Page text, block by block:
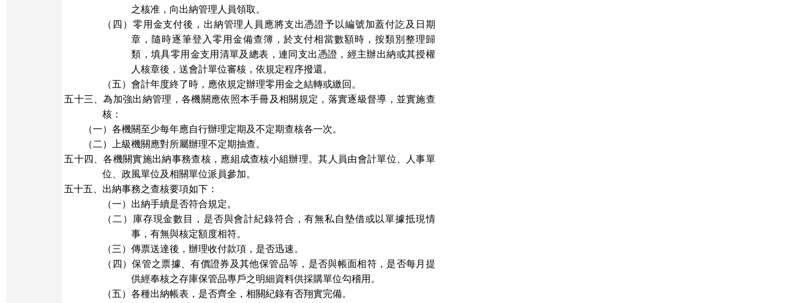
之核准，向出納管理人員領取。
（四）零用金支付後，出納管理人員應將支出憑證予以編號加蓋付訖及日期
章，隨時逐筆登入零用金備查簿，於支付相當數額時，按類別整理歸
類，填具零用金支用清單及總表，連同支出憑證，經主辦出納或其授權
人核章後，送會計單位審核，依規定程序撥還。
（五）會計年度終了時，應依規定辦理零用金之結轉或繳回。
五十三、為加強出納管理，各機關應依照本手冊及相關規定，落實逐級督導，並實施查
核：
（一）各機關至少每年應自行辦理定期及不定期查核各一次。
（二）上級機關應對所屬辦理不定期抽查。
五十四、各機關實施出納事務查核，應組成查核小組辦理。其人員由會計單位、人事單
位、政風單位及相關單位派員參加。
五十五、出納事務之查核要項如下：
（一）出納手續是否符合規定。
（二）庫存現金數目，是否與會計紀錄符合，有無私自墊借或以單據抵現情
事，有無與核定額度相符。
（三）傳票送達後，辦理收付款項，是否迅速。
（四）保管之票據、有價證券及其他保管品等，是否與帳面相符，是否每月提
供經奉核之存庫保管品專戶之明細資料供採購單位勾稽用。
（五）各種出納帳表，是否齊全，相關紀錄有否翔實完備。